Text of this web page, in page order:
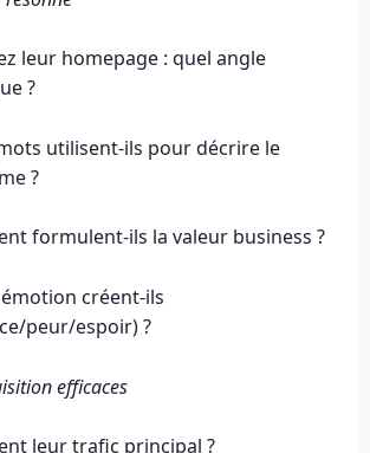
leur homepage : quel angle
?
utilisent-ils pour décrire le
?
formulent-ils la valeur business ?
créent-ils
peur/espoir) ?
efficaces
leur trafic principal ?